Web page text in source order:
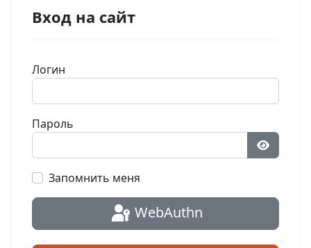
Вход на сайт
Логин
Пароль
Запомнить меня
WebAuthn